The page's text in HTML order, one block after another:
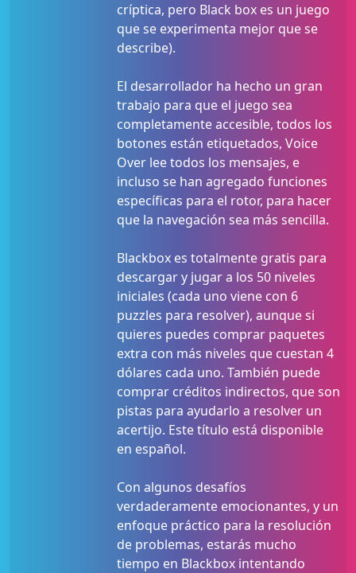
críptica, pero Black box es un juego
que se experimenta mejor que se
describe).
El desarrollador ha hecho un gran
trabajo para que el juego sea
completamente accesible, todos los
botones están etiquetados, Voice
Over lee todos los mensajes, e
incluso se han agregado funciones
específicas para el rotor, para hacer
que la navegación sea más sencilla.
Blackbox es totalmente gratis para
descargar y jugar a los 50 niveles
iniciales (cada uno viene con 6
puzzles para resolver), aunque si
quieres puedes comprar paquetes
extra con más niveles que cuestan 4
dólares cada uno. También puede
comprar créditos indirectos, que son
pistas para ayudarlo a resolver un
acertijo. Este título está disponible
en español.
Con algunos desafíos
verdaderamente emocionantes, y un
enfoque práctico para la resolución
de problemas, estarás mucho
tiempo en Blackbox intentando